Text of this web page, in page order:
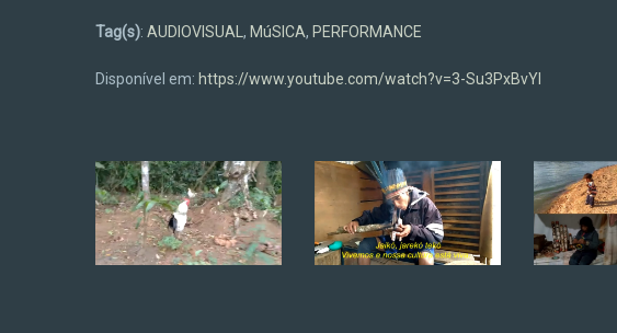
Tag(s): AUDIOVISUAL , MúSICA, PERFORMANCE
Disponível em: https://www.youtube.com/watch?v=3-Su3PxBvYI